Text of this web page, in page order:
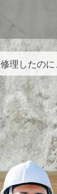
修理したの